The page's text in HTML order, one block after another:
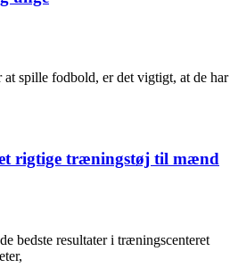
spille fodbold, er det vigtigt, at de har
rigtige træningstøj til mænd
bedste resultater i træningscenteret